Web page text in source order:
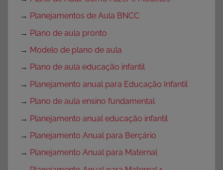
→ Planejamentos de Aula BNCC
→ Plano de aula pronto
→ Modelo de plano de aula
→ Plano de aula educação infantil
→ Planejamento anual para Educação Infantil
→ Plano de aula ensino fundamental
→ Planejamento anual educação infantil
→ Planejamento Anual para Berçário
→ Planejamento Anual para Maternal